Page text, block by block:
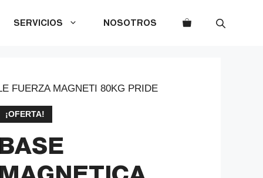
SERVICIOS NOSOTROS
FUERZA MAGNETI 80KG PRIDE
¡OFERTA!
BASE